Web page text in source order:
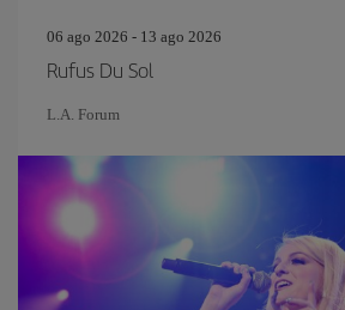
06 ago 2026 - 13 ago 2026
Rufus Du Sol
L.A. Forum